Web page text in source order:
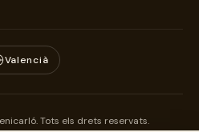
Valencià
Tots els drets reservats.